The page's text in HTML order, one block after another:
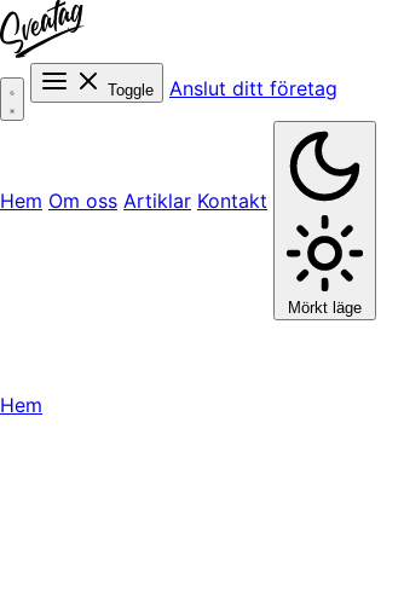
Toggle Anslut ditt företag
Hem Om oss Artiklar Kontakt
Mörkt läge
Hem